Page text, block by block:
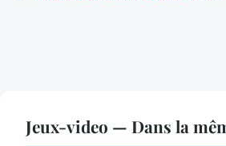
Jeux-video — Dans la